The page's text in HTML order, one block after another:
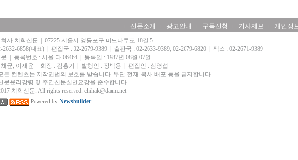
l 신문소개 l 광고안내 l 구독신청 l 기사제보 l 개인정
사 치학신문
07225 서울시 영등포구 버드나루로 18길 5
2632-6858(대표) 편집국 : 02-2679-9389 출판국 : 02-2633-9389, 02-2679-6820
팩스 : 02-2671-9389
등록번호 : 서울 다 06464
등록일 : 1987년 08월 07일
균, 이재윤 | 회장 : 김홍기
발행인 : 장백용
편집인 : 심영섭
든 컨텐츠는 저작권법의 보호를 받습니다. 무단 전재·복사·배포 등을 금지합니다.
문윤리강령 및 주간신문실천요강을 준수합니다.
치학신문. All rights reserved. chihak@daum.net
Powered by Newsbuilder